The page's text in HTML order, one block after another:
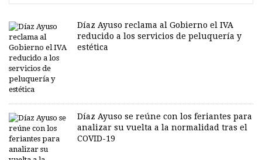
Díaz Ayuso reclama al Gobierno el IVA
reducido a los servicios de peluquería y
estética
Díaz Ayuso se reúne con los feriantes para
analizar su vuelta a la normalidad tras el
COVID-19